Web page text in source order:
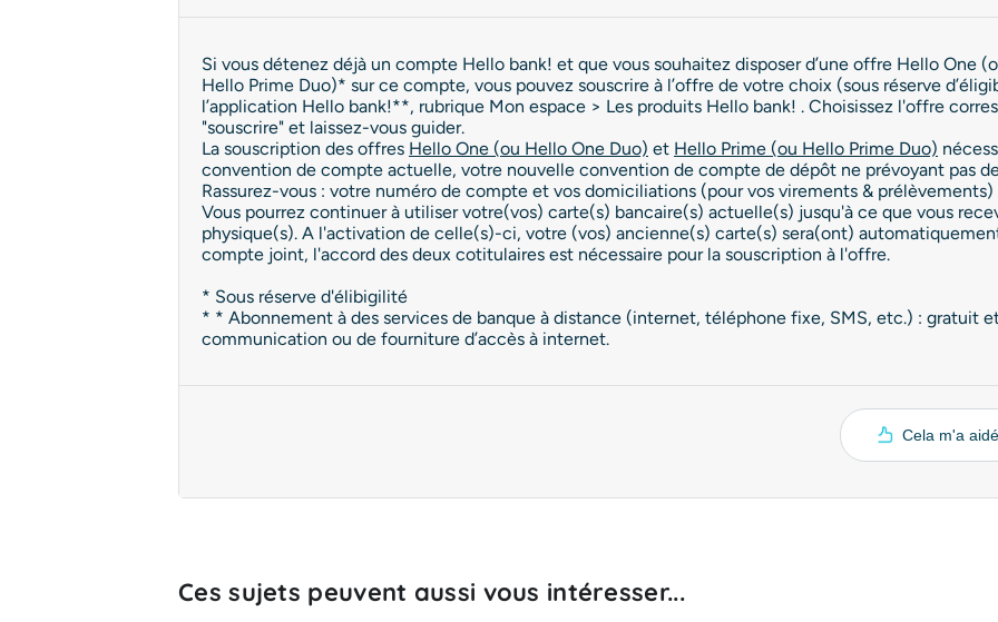
Si vous détenez déjà un compte Hello bank! et que vous souhaitez disposer d’une offre Hello One
Hello Prime Duo)* sur ce compte, vous pouvez souscrire à l’offre de votre choix (sous réserve
l’application Hello bank!**, rubrique Mon espace > Les produits Hello bank! . Choisissez l'offre
"souscrire" et laissez-vous guider.
La souscription des offres Hello One (ou Hello One Duo) et Hello Prime (ou Hello Prime Duo)
convention de compte actuelle, votre nouvelle convention de compte de dépôt ne prévoyant pas
Rassurez-vous : votre numéro de compte et vos domiciliations (pour vos virements &
Vous pourrez continuer à utiliser votre(vos) carte(s) bancaire(s) actuelle(s) jusqu'à ce que vous
physique(s). A l'activation de celle(s)-ci, votre (vos) ancienne(s) carte(s) sera(ont)
compte joint, l'accord des deux cotitulaires est nécessaire pour la souscription à l'offre.
* Sous réserve d'élibigilité
* * Abonnement à des services de banque à distance (internet, téléphone fixe, SMS, etc.) : gratuit
communication ou de fourniture d’accès à internet.
Cela m'a aidé
Ces sujets peuvent aussi vous intéresser...